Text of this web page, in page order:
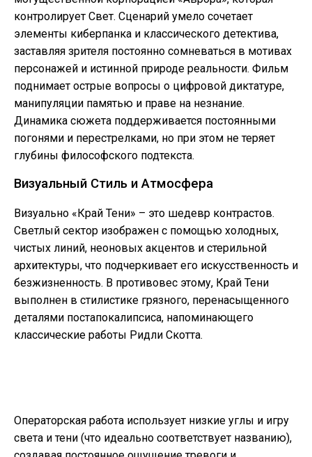
контролирует Свет. Сценарий умело сочетает
элементы киберпанка и классического детектива,
заставляя зрителя постоянно сомневаться в мотивах
персонажей и истинной природе реальности. Фильм
поднимает острые вопросы о цифровой диктатуре,
манипуляции памятью и праве на незнание.
Динамика сюжета поддерживается постоянными
погонями и перестрелками, но при этом не теряет
глубины философского подтекста.
Визуальный Стиль и Атмосфера
Визуально «Край Тени» – это шедевр контрастов.
Светлый сектор изображен с помощью холодных,
чистых линий, неоновых акцентов и стерильной
архитектуры, что подчеркивает его искусственность и
безжизненность. В противовес этому, Край Тени
выполнен в стилистике грязного, перенасыщенного
деталями постапокалипсиса, напоминающего
классические работы Ридли Скотта.
Операторская работа использует низкие углы и игру
света и тени (что идеально соответствует названию),